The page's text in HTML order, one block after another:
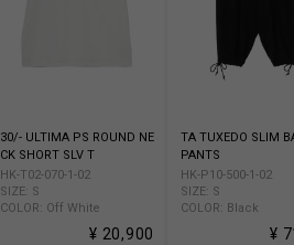
30/- ULTIMA PS ROUND NE
CK SHORT SLV T
HK-T02-070-1-02
SIZE: S
COLOR: Off White
¥ 20,900
TA TUXEDO SLIM
PANTS
HK-P10-500-1-02
SIZE: S
COLOR: Black
¥